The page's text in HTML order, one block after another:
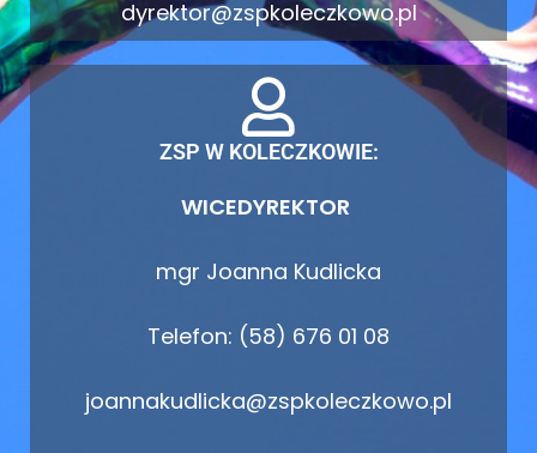
dyrektor@zspkoleczkowo.pl
ZSP W KOLECZKOWIE:
WICEDYREKTOR
mgr Joanna Kudlicka
Telefon: (58) 676 01 08
joannakudlicka@zspkoleczkowo.pl